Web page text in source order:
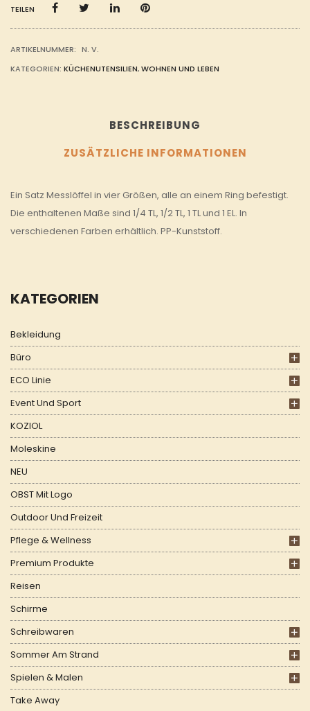
KATEGORIEN
Bekleidung
Büro
ECO Linie
Event Und Sport
KOZIOL
Moleskine
NEU
OBST Mit Logo
Outdoor Und Freizeit
Pflege & Wellness
Premium Produkte
Reisen
Schirme
Schreibwaren
Sommer Am Strand
Spielen & Malen
Take Away
ENGE
TEILEN
ARTIKELNUMMER: N. V.
KATEGORIEN: KÜCHENUTENSILIEN,WOHNEN UND LEBEN
BESCHREIBUNG
ZUSÄTZLICHE INFORMATIONEN
Ein Satz Messlöffel in vier Größen, alle an einem Ring befestigt.
Die enthaltenen Maße sind 1/4 TL, 1/2 TL, 1 TL und 1 EL. In
verschiedenen Farben erhältlich. PP-Kunststoff.